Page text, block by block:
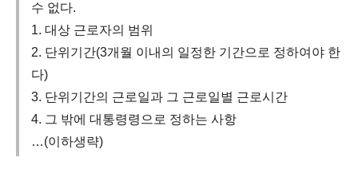
수 없다.
1. 대상 근로자의 범위
2. 단위기간(3개월 이내의 일정한 기간으로 정하여야 한
다)
3. 단위기간의 근로일과 그 근로일별 근로시간
4. 그 밖에 대통령령으로 정하는 사항
…(이하생략)